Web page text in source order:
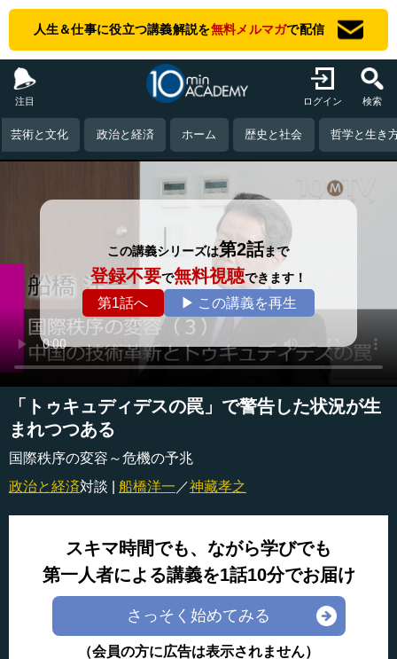
人生＆仕事に役立つ講義解説を無料メルマガで配信
注目 ログイン 検索
芸術と文化 政治と経済 ホーム 歴史と社会 哲学と生き
この講義シリーズは第2話まで
登録不要で無料視聴できます！
第1話へ ▶ この講義を再生
「トゥキュディデスの罠」で警告した状況が生
まれつつある
国際秩序の変容～危機の予兆
政治と経済対談 | 船橋洋一 ／神藏孝之
スキマ時間でも、ながら学びでも
第一人者による講義を1話10分でお届け
さっそく始めてみる
（会員の方に広告は表示されません）